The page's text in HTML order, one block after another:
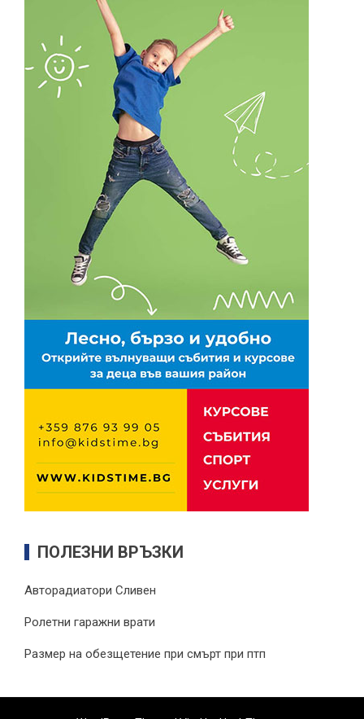
ПОЛЕЗНИ ВРЪЗКИ
Авторадиатори Сливен
Ролетни гаражни врати
Размер на обезщетение при смърт при птп